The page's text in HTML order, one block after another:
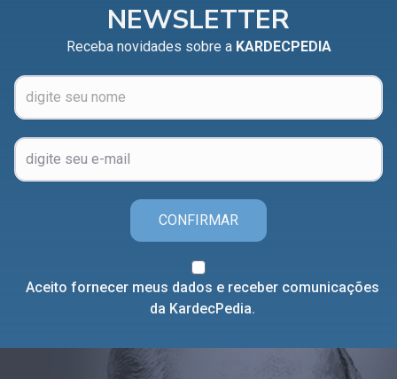
NEWSLETTER
Receba novidades sobre a KARDECPEDIA
CONFIRMAR
Aceito fornecer meus dados e receber comunicações
da KardecPedia.